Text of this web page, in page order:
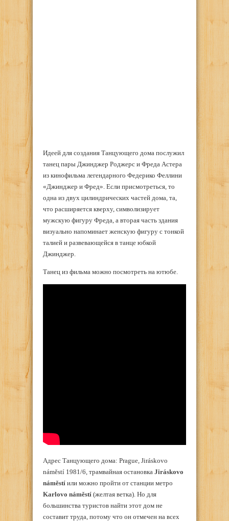
Идеей для создания Танцующего дома послужил
танец пары Джинджер Роджерс и Фреда Астера
из кинофильма легендарного Федерико Феллини
«Джинджер и Фред». Если присмотреться, то
одна из двух цилиндрических частей дома, та,
что расширяется кверху, символизирует
мужскую фигуру Фреда, а вторая часть здания
визуально напоминает женскую фигуру с тонкой
талией и развевающейся в танце юбкой
Джинджер.
Танец из фильма можно посмотреть на ютюбе.
Адрес Танцующего дома: Prague, Jiráskovo
náměstí 1981/6, трамвайная остановка Jiráskovo
náměstí или можно пройти от станции метро
Karlovo náměstí (желтая ветка). Но для
большинства туристов найти этот дом не
составит труда, потому что он отмечен на всех